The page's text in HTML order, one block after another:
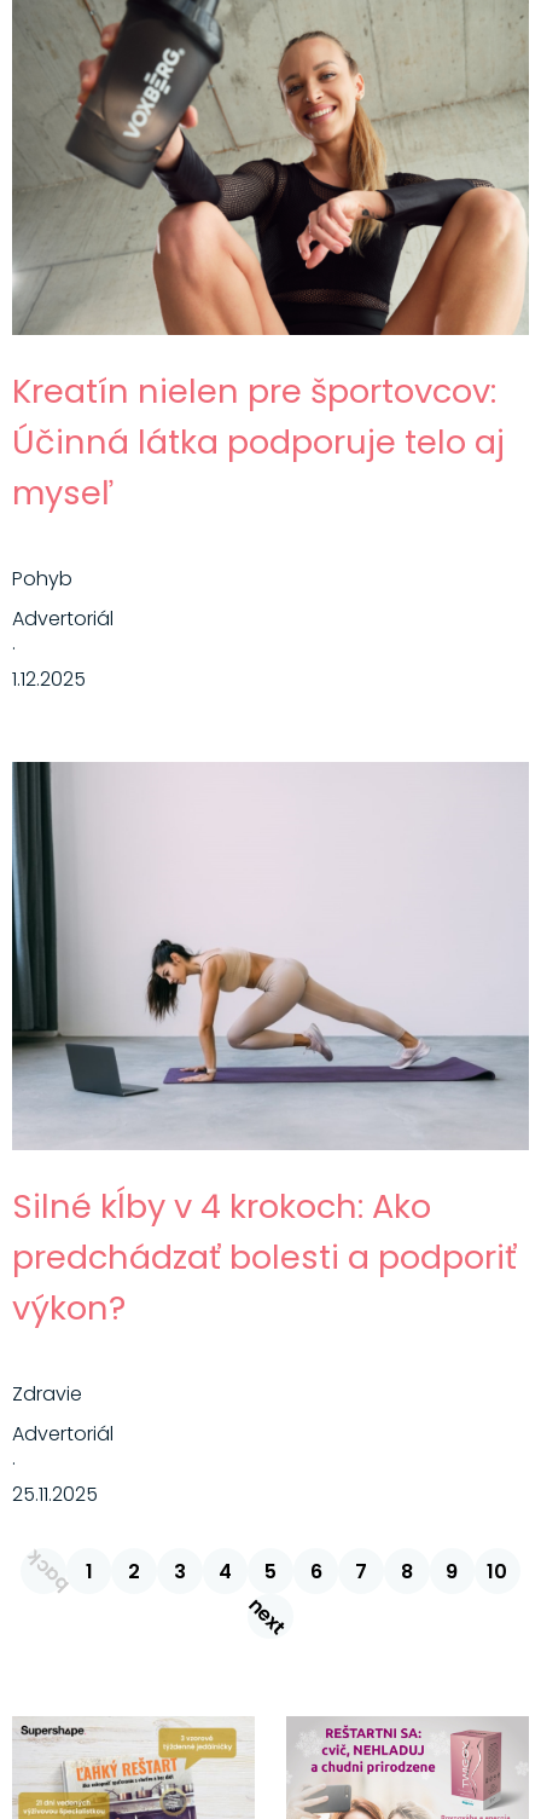
Kreatín nielen pre športovcov:
Účinná látka podporuje telo aj
myseľ
Pohyb
Advertoriál
·
1.12.2025
Silné kĺby v 4 krokoch: Ako
predchádzať bolesti a podporiť
výkon?
Zdravie
Advertoriál
·
25.11.2025
back 1 2 3 4 5 6 7 8 9 10
next